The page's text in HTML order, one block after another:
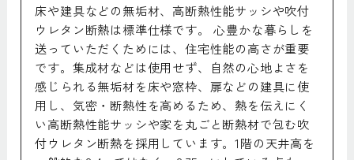
床や建具などの無垢材、高断熱性能サッシや吹付
ウレタン断熱は標準仕様です。 心豊かな暮らしを
送っていただくためには、住宅性能の高さが重要
です。集成材などは使用せず、自然の心地よさを
感じられる無垢材を床や窓枠、扉などの建具に使
用し、気密・断熱性を高めるため、熱を伝えにく
い高断熱性能サッシや家を丸ごと断熱材で包む吹
付ウレタン断熱を採用しています。1階の天井高を